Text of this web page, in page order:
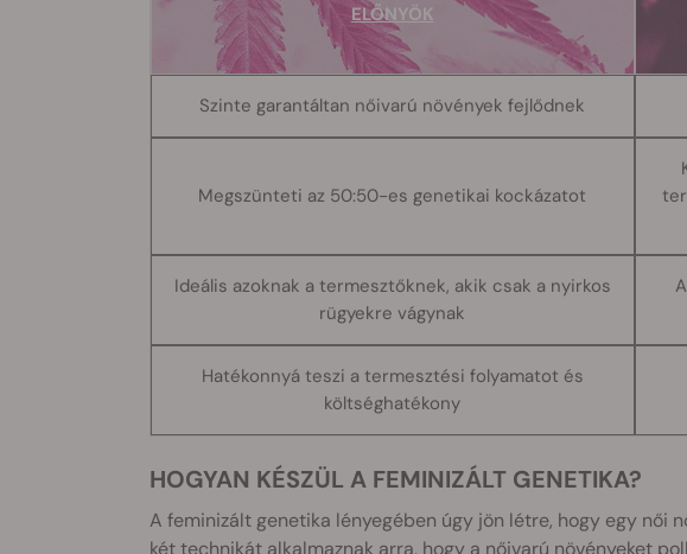
ELŐNYÖK
Szinte garantáltan nőivarú növények fejlődnek
Megszünteti az 50:50-es genetikai kockázatot
Ideális azoknak a termesztőknek, akik csak a nyirkos
rügyekre vágynak
Hatékonnyá teszi a termesztési folyamatot és
költséghatékony
HOGYAN KÉSZÜL A FEMINIZÁLT GENETIKA?
A feminizált genetika lényegében úgy jön létre, hogy egy női
két technikát alkalmaznak arra, hogy a nőivarú növényeket